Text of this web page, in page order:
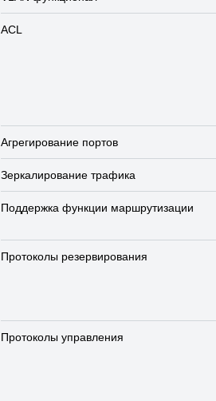
ACL
Агрегирование портов
Зеркалирование трафика
Поддержка функции маршрутизации
Протоколы резервирования
Протоколы управления